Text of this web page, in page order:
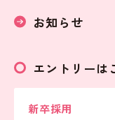
お知らせ
エントリーは
新卒採用